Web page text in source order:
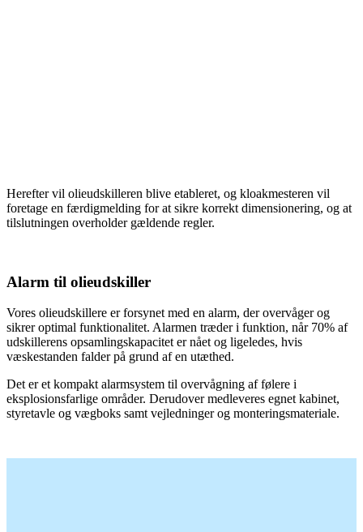
Herefter vil olieudskilleren blive etableret, og kloakmesteren vil
foretage en færdigmelding for at sikre korrekt dimensionering, og at
tilslutningen overholder gældende regler.
Alarm til olieudskiller
Vores olieudskillere er forsynet med en alarm, der overvåger og
sikrer optimal funktionalitet. Alarmen træder i funktion, når 70% af
udskillerens opsamlingskapacitet er nået og ligeledes, hvis
væskestanden falder på grund af en utæthed.
Det er et kompakt alarmsystem til overvågning af følere i
eksplosionsfarlige områder. Derudover medleveres egnet kabinet,
styretavle og vægboks samt vejledninger og monteringsmateriale.